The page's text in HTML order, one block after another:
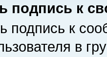
подпись к
подпись к
в